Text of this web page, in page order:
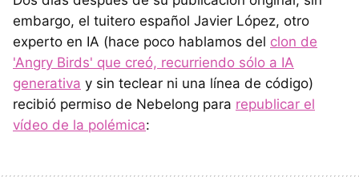
embargo, el tuitero español Javier López, otro
experto en IA (hace poco hablamos del clon de
'Angry Birds' que creó, recurriendo sólo a IA
generativa y sin teclear ni una línea de código)
recibió permiso de Nebelong para republicar el
vídeo de la polémica: